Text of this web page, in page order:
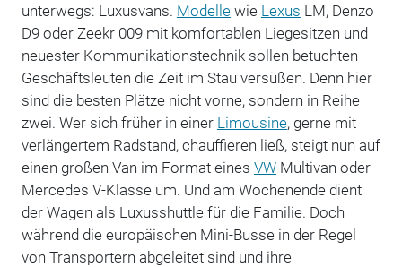
unterwegs: Luxusvans. Modellewie Lexus LM, Denzo
D9 oder Zeekr 009 mit komfortablen Liegesitzen und
neuester Kommunikationstechnik sollen betuchten
Geschäftsleuten die Zeit im Stau versüßen. Denn hier
sind die besten Plätze nicht vorne, sondern in Reihe
zwei. Wer sich früher in einer Limousine, gerne mit
verlängertem Radstand, chauffieren ließ, steigt nun auf
einen großen Van im Format eines VWMultivan oder
Mercedes V-Klasse um. Und am Wochenende dient
der Wagen als Luxusshuttle für die Familie. Doch
während die europäischen Mini-Busse in der Regel
von Transportern abgeleitet sind und ihre